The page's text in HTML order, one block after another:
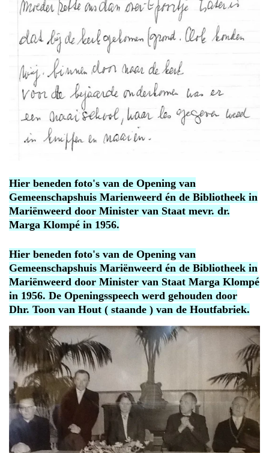
Hier beneden foto's van de Opening van
Gemeenschapshuis Marienweerd én de Bibliotheek in
Mariënweerd door Minister van Staat mevr. dr.
Marga Klompé in 1956.
Hier beneden foto's van de Opening van
Gemeenschapshuis Mariënweerd én de Bibliotheek in
Mariënweerd door Minister van Staat Marga Klompé
in 1956. De Openingsspeech werd gehouden door
Dhr. Toon van Hout ( staande ) van de Houtfabriek.